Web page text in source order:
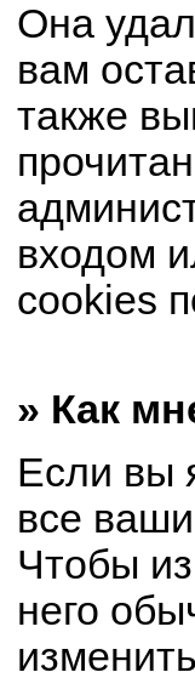
Она
вам
также
входом
cookies
» Как
Если вы
все
Чтобы
него